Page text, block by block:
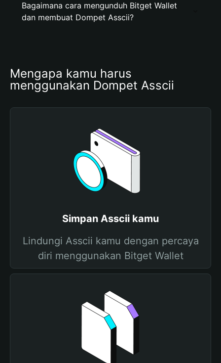
Bagaimana cara mengunduh Bitget Wallet
dan membuat Dompet Asscii?
Mengapa kamu harus
menggunakan Dompet Asscii
Simpan Asscii kamu
Lindungi Asscii kamu dengan percaya
diri menggunakan Bitget Wallet